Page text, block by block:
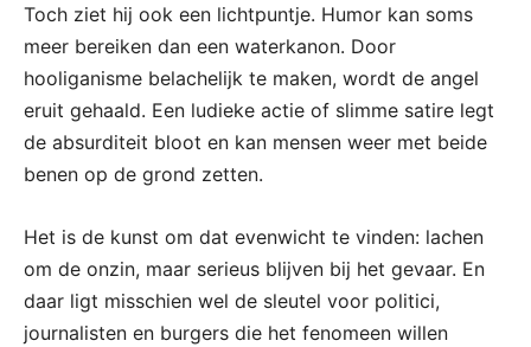
Toch ziet hij ook een lichtpuntje. Humor kan soms
meer bereiken dan een waterkanon. Door
hooliganisme belachelijk te maken, wordt de angel
eruit gehaald. Een ludieke actie of slimme satire legt
de absurditeit bloot en kan mensen weer met beide
benen op de grond zetten.
Het is de kunst om dat evenwicht te vinden: lachen
om de onzin, maar serieus blijven bij het gevaar. En
daar ligt misschien wel de sleutel voor politici,
journalisten en burgers die het fenomeen willen